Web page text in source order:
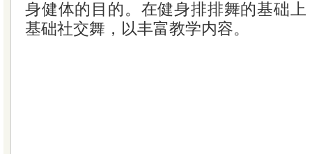
身健体的目的。在健身排排舞的基础
基础社交舞，以丰富教学内容。